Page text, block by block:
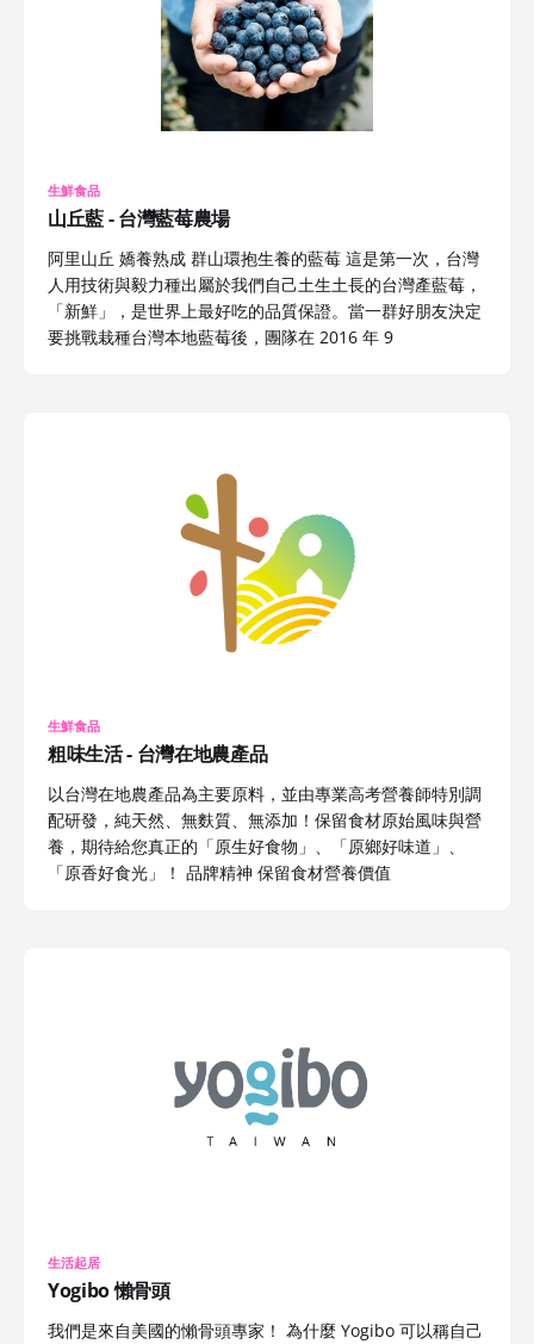
生鮮食品
山丘藍 - 台灣藍莓農場
阿里山丘 嬌養熟成 群山環抱生養的藍莓 這是第一次，台灣
人用技術與毅力種出屬於我們自己土生土長的台灣產藍莓，
「新鮮」，是世界上最好吃的品質保證。當一群好朋友決定
要挑戰栽種台灣本地藍莓後，團隊在 2016 年 9
生鮮食品
粗味生活 - 台灣在地農產品
以台灣在地農產品為主要原料，並由專業高考營養師特別調
配研發，純天然、無麩質、無添加！保留食材原始風味與營
養，期待給您真正的「原生好食物」、「原鄉好味道」、
「原香好食光」！ 品牌精神 保留食材營養價值
生活起居
Yogibo 懶骨頭
我們是來自美國的懶骨頭專家！ 為什麼 Yogibo 可以稱自己